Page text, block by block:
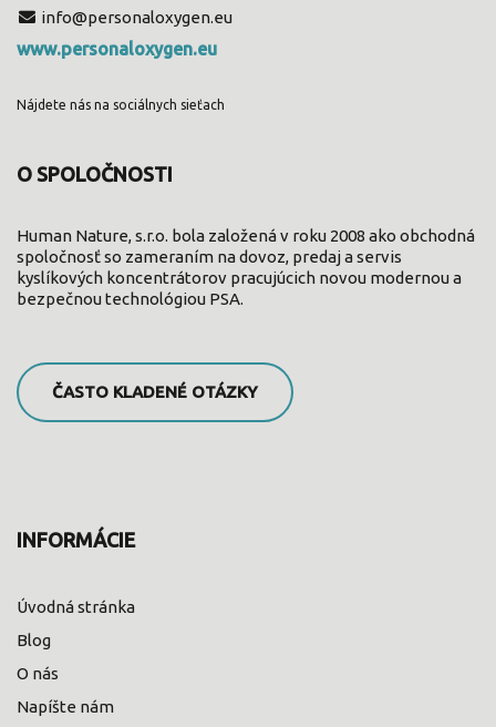
info@personaloxygen.eu
www.personaloxygen.eu
Nájdete nás na sociálnych sieťach
O SPOLOČNOSTI
Human Nature, s.r.o. bola založená v roku 2008 ako obchodná
spoločnosť so zameraním na dovoz, predaj a servis
kyslíkových koncentrátorov pracujúcich novou modernou a
bezpečnou technológiou PSA.
ČASTO KLADENÉ OTÁZKY
INFORMÁCIE
Úvodná stránka
Blog
O nás
Napíšte nám